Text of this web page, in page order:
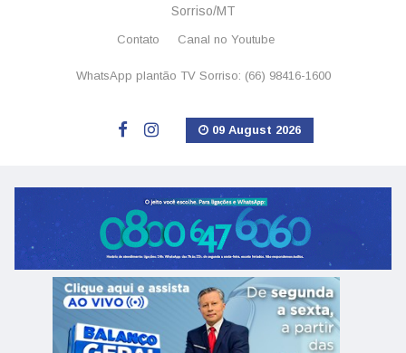
Sorriso/MT
Contato Canal no Youtube
WhatsApp plantão TV Sorriso: (66) 98416-1600
09 August 2026